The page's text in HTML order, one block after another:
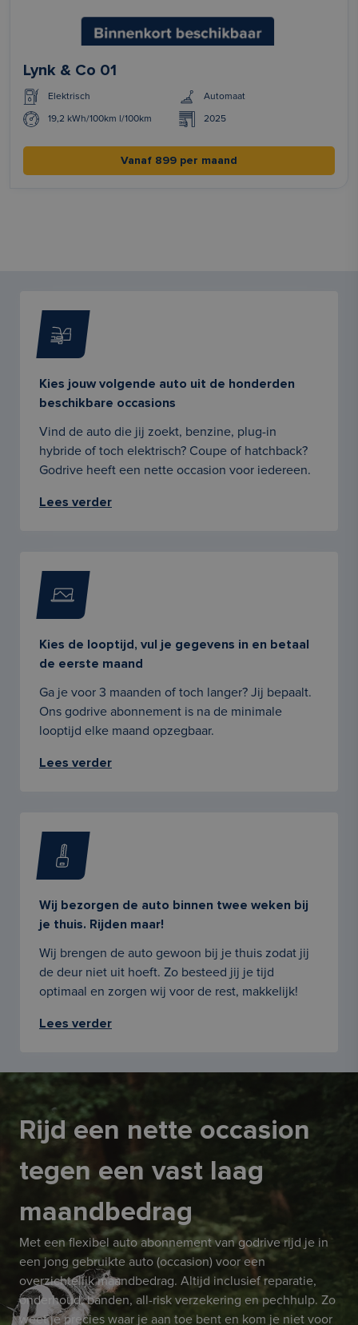
Lynk & Co 01
Elektrisch Automaat
19,2 kWh/100km l/100km 2025
Vanaf 899 per maand
Kies jouw volgende auto uit de honderden
beschikbare occasions
Vind de auto die jij zoekt, benzine, plug-in
hybride of toch elektrisch? Coupe of hatchback?
Godrive heeft een nette occasion voor iedereen.
Lees verder
Kies de looptijd, vul je gegevens in en betaal
de eerste maand
Ga je voor 3 maanden of toch langer? Jij bepaalt.
Ons godrive abonnement is na de minimale
looptijd elke maand opzegbaar.
Lees verder
Wij bezorgen de auto binnen twee weken bij
je thuis. Rijden maar!
Wij brengen de auto gewoon bij je thuis zodat jij
de deur niet uit hoeft. Zo besteed jij je tijd
optimaal en zorgen wij voor de rest, makkelijk!
Lees verder
Rijd een nette occasion
tegen een vast laag
maandbedrag
Met een flexibel auto abonnement van godrive rijd je in
een jong gebruikte auto (occasion) voor een
overzichtelijk maandbedrag. Altijd inclusief reparatie,
onderhoud, banden, all-risk verzekering en pechhulp. Zo
weet je precies waar je aan toe bent en kom je niet voor